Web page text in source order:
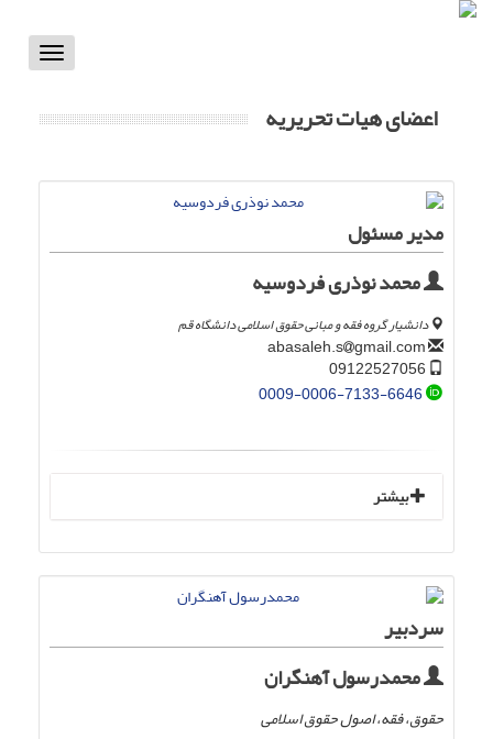
Toggle
اعضای هیات تحریریه
مدیر مسئول
محمد نوذری فردوسیه
دانشیار گروه فقه و مبانی حقوق اسلامی دانشگاه قم
gmail.com
0009-0006-7133-6646
بیشتر
سردبیر
محمدرسول آهنگران
حقوق، فقه، اصول حقوق اسلامی